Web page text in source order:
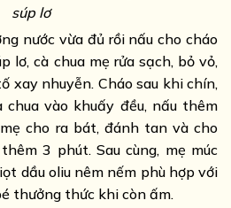
súp lơ
nước vừa đủ rồi nấu cho cháo
lơ, cà chua mẹ rửa sạch, bỏ vỏ,
xay nhuyễn. Cháo sau khi chín,
chua vào khuấy đều, nấu thêm
cho ra bát, đánh tan và cho
3 phút. Sau cùng, mẹ múc
dầu oliu nêm nếm phù hợp với
thưởng thức khi còn ấm.